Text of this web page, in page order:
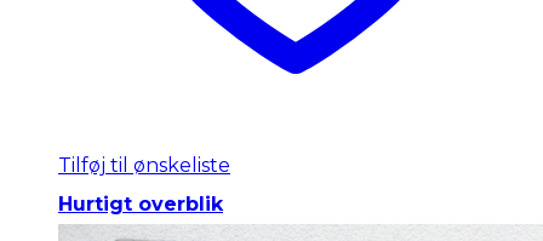
Tilføj til ønskeliste
Hurtigt overblik